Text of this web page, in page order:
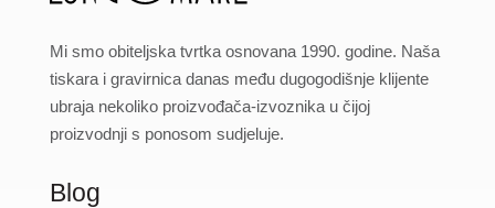
Mi smo obiteljska tvrtka osnovana 1990. godine. Naša
tiskara i gravirnica danas među dugogodišnje klijente
ubraja nekoliko proizvođača-izvoznika u čijoj
proizvodnji s ponosom sudjeluje.
Blog